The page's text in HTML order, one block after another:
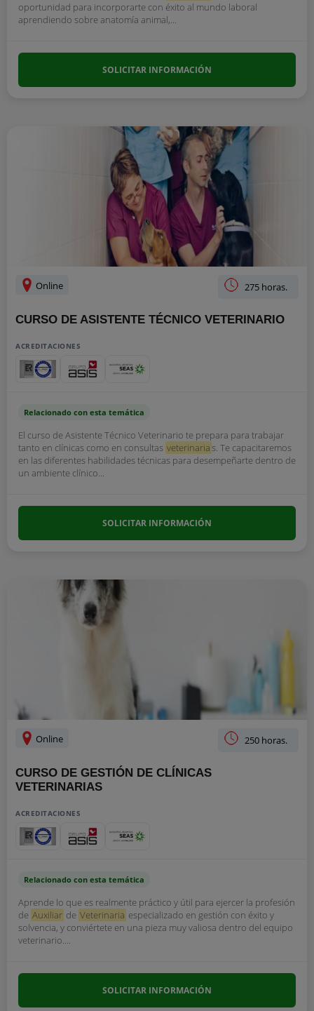
oportunidad para incorporarte con éxito al mundo laboral
aprendiendo sobre anatomía animal,...
SOLICITAR INFORMACIÓN
Online 275 horas.
CURSO DE ASISTENTE TÉCNICO VETERINARIO
ACREDITACIONES
Relacionado con esta temática
El curso de Asistente Técnico Veterinario te prepara para trabajar
tanto en clínicas como en consultas veterinarias. Te capacitaremos
en las diferentes habilidades técnicas para desempeñarte dentro de
un ambiente clínico...
SOLICITAR INFORMACIÓN
Online 250 horas.
CURSO DE GESTIÓN DE CLÍNICAS
VETERINARIAS
ACREDITACIONES
Relacionado con esta temática
Aprende lo que es realmente práctico y útil para ejercer la profesión
de Auxiliar de Veterinaria especializado en gestión con éxito y
solvencia, y conviértete en una pieza muy valiosa dentro del equipo
veterinario....
SOLICITAR INFORMACIÓN